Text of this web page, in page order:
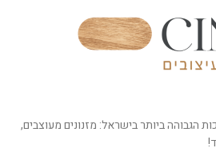
הגבוהה ביותר בישראל: מזנונים מעוצבים,